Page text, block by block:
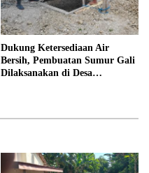
Dukung Ketersediaan Air
Bersih, Pembuatan Sumur Gali
Dilaksanakan di Desa